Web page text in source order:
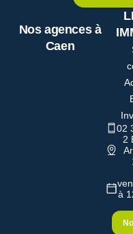
Nos agences à
Caen
02
2
à